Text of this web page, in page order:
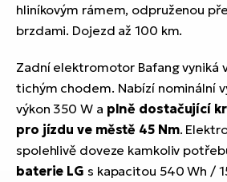
hliníkovým rámem, odpruženou
brzdami. Dojezd až 100 km.
Zadní elektromotor Bafang vyniká
tichým chodem. Nabízí nominální
výkon 350 W a plně dostačující
pro jízdu ve městě 45 Nm.
spolehlivě doveze kamkoliv
baterie LG s kapacitou 540 Wh /